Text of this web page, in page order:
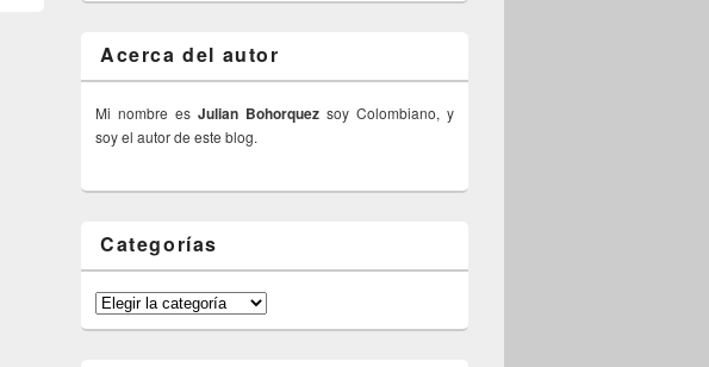
Acerca del autor
Mi nombre es Julian Bohorquez soy Colombiano, y
soy el autor de este blog.
Categorías
Categorías